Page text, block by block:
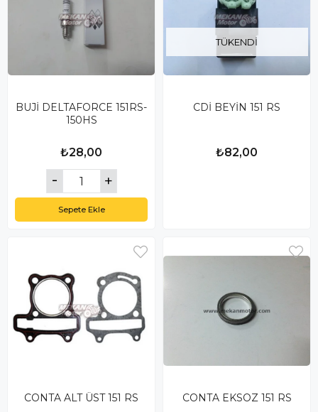
BUJİ DELTAFORCE 151RS-
150HS
₺28,00
Sepete Ekle
TÜKENDI
CDİ BEYİN 151 RS
₺82,00
CONTA ALT ÜST 151 RS CONTA EKSOZ 151 RS